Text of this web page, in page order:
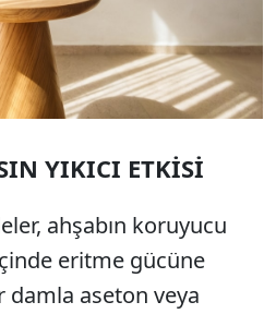
YIKICI ETKİSİ
ahşabın koruyucu
eritme gücüne
damla aseton veya